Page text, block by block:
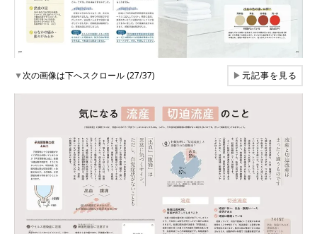
▼次の画像は下へスクロール (27/37) ▶元記事を見る